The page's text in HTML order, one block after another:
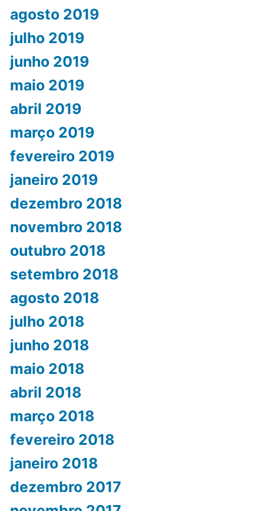
agosto 2019
julho 2019
junho 2019
maio 2019
abril 2019
março 2019
fevereiro 2019
janeiro 2019
dezembro 2018
novembro 2018
outubro 2018
setembro 2018
agosto 2018
julho 2018
junho 2018
maio 2018
abril 2018
março 2018
fevereiro 2018
janeiro 2018
dezembro 2017